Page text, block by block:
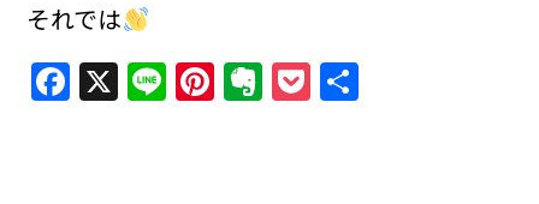
それでは
Facebook
X LinePinterest
Evernote
Pocket